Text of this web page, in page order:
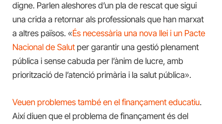
digne. Parlen aleshores d’un pla de rescat que sigui
una crida a retornar als professionals que han marxat
a altres països. «És necessària una nova llei i un Pacte
Nacional de Salut per garantir una gestió plenament
pública i sense cabuda per l’ànim de lucre, amb
priorització de l’atenció primària i la salut pública».
Veuen problemes també en el finançament educatiu.
Així diuen que el problema de finançament és del